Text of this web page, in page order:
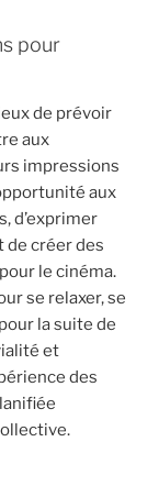
pour
de prévoir
aux
impressions
aux
d’exprimer
de créer des
le cinéma.
se relaxer, se
la suite de
et
des